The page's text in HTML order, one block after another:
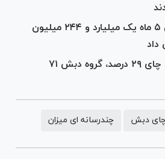
فاطمی امین طی ۵ ماه یک میلیارد و ۲۴۴ میلیون
داد
همه واردکنندگان چای ۲۹ درصد، گروه دبش ۷۱
چای دبش چندرسانه ای میزان